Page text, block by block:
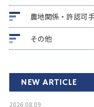
農地関係・許認可
その他
NEW ARTICLE
2026.08.09